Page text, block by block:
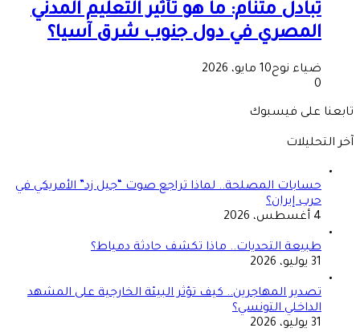
تبادل متنام: ما هو تأثير التعليم المدني
المصري في دول جنوب شرق آسيا؟
ضياء نوح10 مايو، 2026
0
تابعنا على فيسبوك
آخر التحليلات
حسابات المصلحة.. لماذا تراجع صوت “جيل زد” الأمريكي في
حرب إيران؟
4 أغسطس، 2026
طبيعة التحديات.. ماذا تكشف حادثة دمياط؟
31 يوليو، 2026
تصدير المهاجرين.. كيف تؤثر البيئة الخارجية على المشهد
الداخلي التونسي؟
31 يوليو، 2026